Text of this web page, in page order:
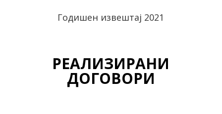
Годишен извештај 2021
РЕАЛИЗИРАНИ
ДОГОВОРИ